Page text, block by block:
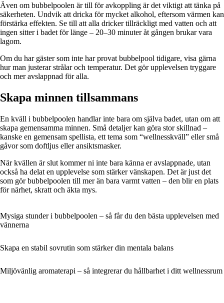
Även om bubbelpoolen är till för avkoppling är det viktigt att tänka på
säkerheten. Undvik att dricka för mycket alkohol, eftersom värmen kan
förstärka effekten. Se till att alla dricker tillräckligt med vatten och att
ingen sitter i badet för länge – 20–30 minuter åt gången brukar vara
lagom.
Om du har gäster som inte har provat bubbelpool tidigare, visa gärna
hur man justerar strålar och temperatur. Det gör upplevelsen tryggare
och mer avslappnad för alla.
Skapa minnen tillsammans
En kväll i bubbelpoolen handlar inte bara om själva badet, utan om att
skapa gemensamma minnen. Små detaljer kan göra stor skillnad –
kanske en gemensam spellista, ett tema som “wellnesskväll” eller små
gåvor som doftljus eller ansiktsmasker.
När kvällen är slut kommer ni inte bara känna er avslappnade, utan
också ha delat en upplevelse som stärker vänskapen. Det är just det
som gör bubbelpoolen till mer än bara varmt vatten – den blir en plats
för närhet, skratt och äkta mys.
Mysiga stunder i bubbelpoolen – så får du den bästa upplevelsen med
vännerna
Skapa en stabil sovrutin som stärker din mentala balans
Miljövänlig aromaterapi – så integrerar du hållbarhet i ditt wellnessrum